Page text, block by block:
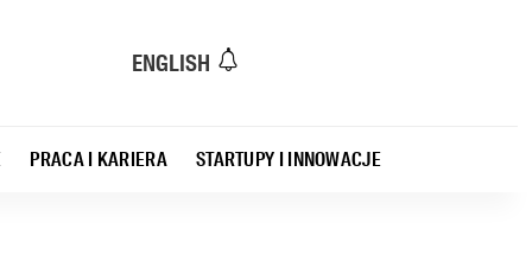
ENGLISH
PRACA I KARIERA STARTUPY I INNOWACJE